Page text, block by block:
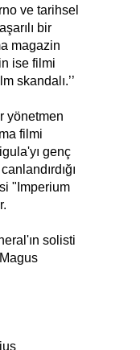
ve tarihsel
bir
magazin
ise filmi
skandalı.’’
yönetmen
filmi
genç
"Imperium
solisti